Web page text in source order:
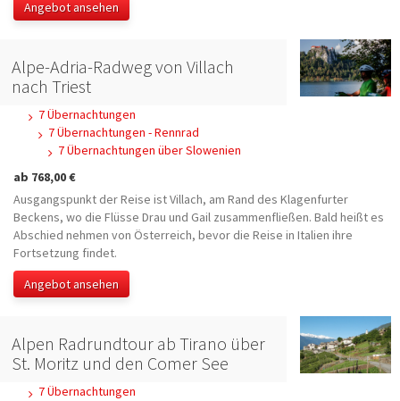
Angebot ansehen
Alpe-Adria-Radweg von Villach
nach Triest
7 Übernachtungen
7 Übernachtungen - Rennrad
7 Übernachtungen über Slowenien
ab 768,00 €
Ausgangspunkt der Reise ist Villach, am Rand des Klagenfurter
Beckens, wo die Flüsse Drau und Gail zusammenfließen. Bald heißt es
Abschied nehmen von Österreich, bevor die Reise in Italien ihre
Fortsetzung findet.
Angebot ansehen
Alpen Radrundtour ab Tirano über
St. Moritz und den Comer See
7 Übernachtungen